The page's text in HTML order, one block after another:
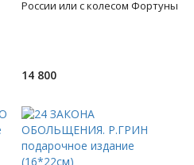
России или с колесом Фортуны
14 800